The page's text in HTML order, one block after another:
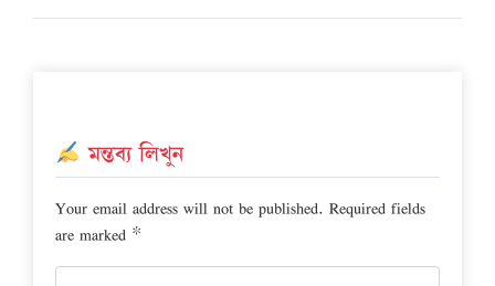
মন্তব্য লিখুন
Your email address will not be published. Required fields
are marked *